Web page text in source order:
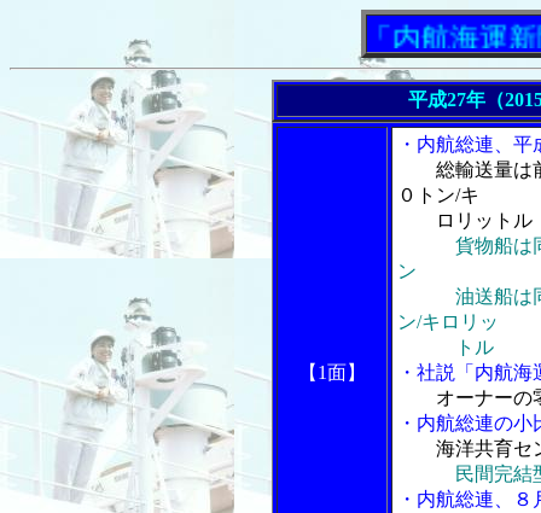
「内航海運新聞」
平成27年（
【1面】
・内航総連、
総輸送量は
０トン/キ
ロリットル
貨物船は
ン
油送船は同
ン/キロリッ
トル
・社説「内航
オーナーの
・内航総連の
海洋共育セン
民間完結
・内航総連、